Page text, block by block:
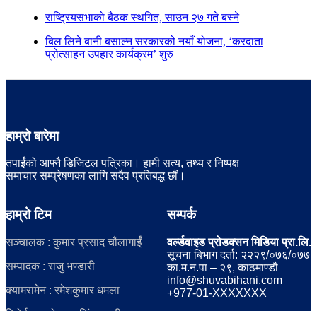
राष्ट्रियसभाको बैठक स्थगित, साउन २७ गते बस्ने
बिल लिने बानी बसाल्न सरकारको नयाँ योजना, ‘करदाता
प्रोत्साहन उपहार कार्यक्रम’ शुरु
हाम्रो बारेमा
तपाईंको आफ्नै डिजिटल पत्रिका। हामी सत्य, तथ्य र निष्पक्ष
समाचार सम्प्रेषणका लागि सदैव प्रतिबद्ध छौं।
हाम्रो टिम
सञ्चालक : कुमार प्रसाद चौंलागाईं
सम्पादक : राजु भण्डारी
क्यामरामेन : रमेशकुमार धमला
सम्पर्क
वर्ल्डवाइड प्रोडक्सन मिडिया प्रा.लि.
सूचना बिभाग दर्ता: २२२९/०७६/०७७
का.म.न.पा – २९, काठमाण्डौ
info@shuvabihani.com
+977-01-XXXXXXX